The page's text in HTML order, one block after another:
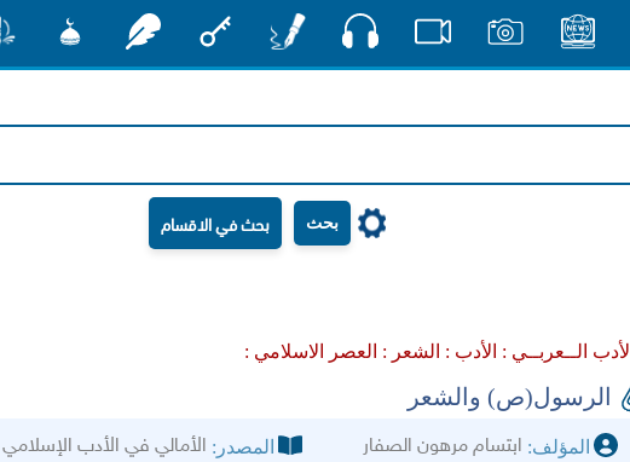
بحث
الأدب الــعربــي : الأدب : الشعر : العصر الاسلامي :
الرسول(ص) والشعر
المؤلف: ابتسام مرهون الصفار المصدر: الأمالي في الأدب الإسلامي